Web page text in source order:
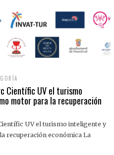
Científic UV el turismo
motor para la recuperación
UV el turismo inteligente y
recuperación económica La